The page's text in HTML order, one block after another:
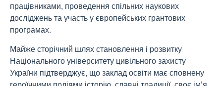
працівниками, проведення спільних наукових
досліджень та участь у європейських грантових
програмах.
Майже сторічний шлях становлення і розвитку
Національного університету цивільного захисту
України підтверджує, що заклад освіти має сповнену